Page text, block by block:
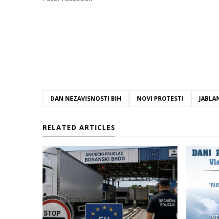
DAN NEZAVISNOSTI BIH NOVI PROTESTI
RELATED ARTICLES